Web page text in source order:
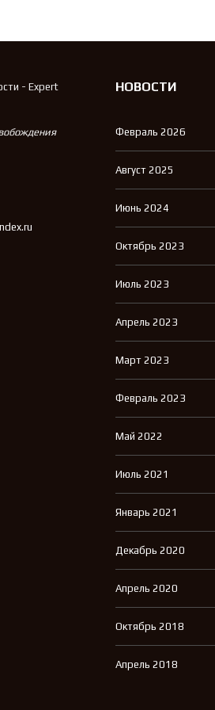
НОВОСТИ
Февраль 2026
Август 2025
Июнь 2024
Октябрь 2023
Июль 2023
Апрель 2023
Март 2023
Февраль 2023
Май 2022
Июль 2021
Январь 2021
Декабрь 2020
Апрель 2020
Октябрь 2018
Апрель 2018